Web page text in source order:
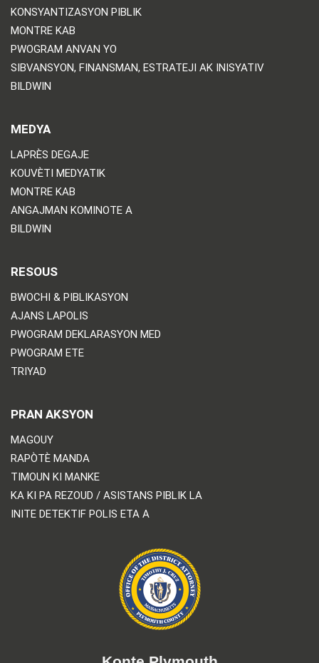
KONSYANTIZASYON PIBLIK
MONTRE KAB
PWOGRAM ANVAN YO
SIBVANSYON, FINANSMAN, ESTRATEJI AK INISYATIV
BILDWIN
MEDYA
LAPRÈS DEGAJE
KOUVÈTI MEDYATIK
MONTRE KAB
ANGAJMAN KOMINOTE A
BILDWIN
RESOUS
BWOCHI & PIBLIKASYON
AJANS LAPOLIS
PWOGRAM DEKLARASYON MED
PWOGRAM ETE
TRIYAD
PRAN AKSYON
MAGOUY
RAPÒTÈ MANDA
TIMOUN KI MANKE
KA KI PA REZOUD / ASISTANS PIBLIK LA
INITE DETEKTIF POLIS ETA A